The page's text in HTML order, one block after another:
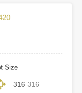
Size
316 316